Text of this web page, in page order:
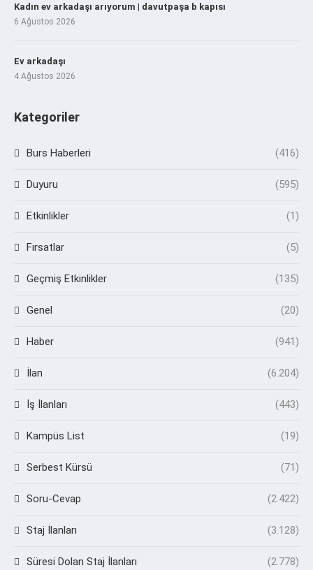
Kadın ev arkadaşı arıyorum | davutpaşa b kapısı
6 Ağustos 2026
Ev arkadaşı
4 Ağustos 2026
Kategoriler
Burs Haberleri (416)
Duyuru (595)
Etkinlikler (1)
Fırsatlar (5)
Geçmiş Etkinlikler (135)
Genel (20)
Haber (941)
İlan (6.204)
İş İlanları (443)
Kampüs List (19)
Serbest Kürsü (71)
Soru-Cevap (2.422)
Staj İlanları (3.128)
Süresi Dolan Staj İlanları (2.778)